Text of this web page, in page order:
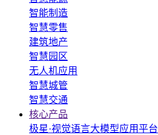
智能制造
智慧零售
建筑地产
智慧园区
无人机应用
智慧城管
智慧交通
核心产品
极星·视觉语言大模型应用平台